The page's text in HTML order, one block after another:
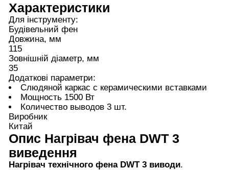
Характеристики
Для інструменту:
Будівельний фен
Довжина, мм
115
Зовнішній діаметр, мм
35
Додаткові параметри:
Слюдяной каркас с керамическими вставками
Мощность 1500 Вт
Количество выводов 3 шт.
Виробник
Китай
Опис Нагрівач фена DWT 3
виведення
Нагрівач технічного фена DWT 3 виводи.